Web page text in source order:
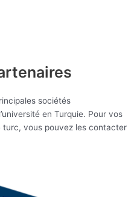
sociétés
en Turquie. Pour vos
turc, vous pouvez les contacter